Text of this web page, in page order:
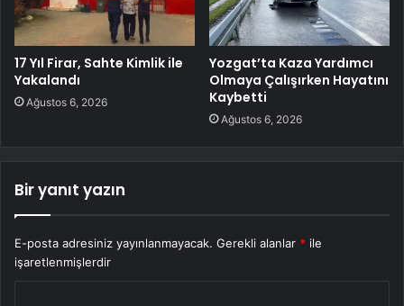
17 Yıl Firar, Sahte Kimlik ile
Yakalandı
Ağustos 6, 2026
Yozgat’ta Kaza Yardımcı
Olmaya Çalışırken Hayatını
Kaybetti
Ağustos 6, 2026
Bir yanıt yazın
E-posta adresiniz yayınlanmayacak. Gerekli alanlar * ile
işaretlenmişlerdir